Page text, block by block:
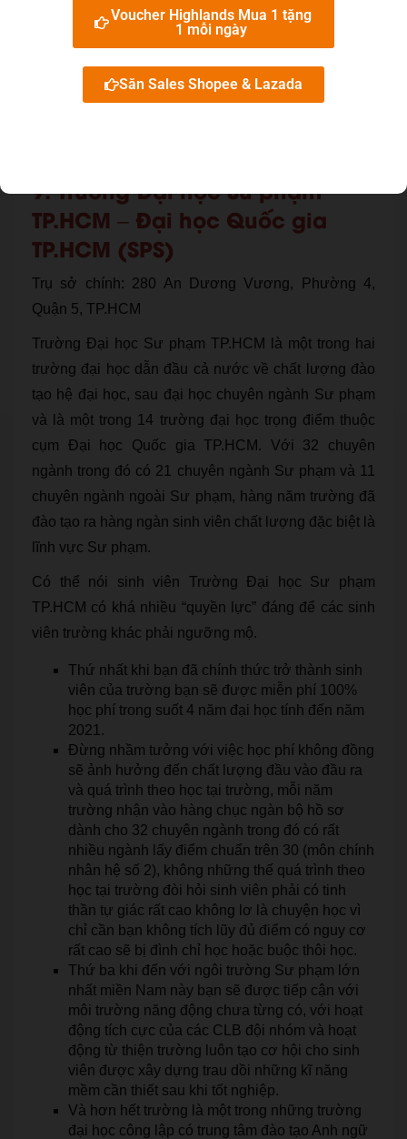
Mặc dù bên cạnh rất nhiều những ưu điểm trường
vẫn còn tồn tại một số những hạn chế về chế độ văn
phòng, trang thiết bị cho quá trình học tập nghiên cứu
của sinh viên nhưng không thể phủ nhận Trường Đại
9. Trường Đại học Sư phạm
TP.HCM – Đại học Quốc gia
TP.HCM (SPS)
Trụ sở chính: 280 An Dương Vương, Phường 4,
Quận 5, TP.HCM
Trường Đại học Sư phạm TP.HCM là một trong hai
trường đại học dẫn đầu cả nước về chất lượng đào
tạo hệ đại học, sau đại học chuyên ngành Sư phạm
và là một trong 14 trường đại học trọng điểm thuộc
cụm Đại học Quốc gia TP.HCM. Với 32 chuyên
ngành trong đó có 21 chuyên ngành Sư phạm và 11
chuyên ngành ngoài Sư phạm, hàng năm trường đã
đào tạo ra hàng ngàn sinh viên chất lượng đặc biệt là
lĩnh vực Sư phạm.
Có thể nói sinh viên Trường Đại học Sư phạm
TP.HCM có khá nhiều “quyền lực” đáng để các sinh
viên trường khác phải ngưỡng mộ.
Thứ nhất khi bạn đã chính thức trở thành sinh
viên của trường bạn sẽ được miễn phí 100%
học phí trong suốt 4 năm đại học tính đến năm
2021.
Đừng nhầm tưởng với việc học phí không đồng
sẽ ảnh hưởng đến chất lượng đầu vào đầu ra
và quá trình theo học tại trường, mỗi năm
trường nhận vào hàng chục ngàn bộ hồ sơ
dành cho 32 chuyên ngành trong đó có rất
nhiều ngành lấy điểm chuẩn trên 30 (môn chính
nhân hệ số 2), không những thế quá trình theo
học tại trường đòi hỏi sinh viên phải có tinh
thần tự giác rất cao không lơ là chuyện học vì
chỉ cần bạn không tích lũy đủ điểm có nguy cơ
rất cao sẽ bị đình chỉ học hoặc buộc thôi học.
Thứ ba khi đến với ngôi trường Sư phạm lớn
nhất miền Nam này bạn sẽ được tiếp cận với
môi trường năng động chưa từng có, với hoạt
động tích cực của các CLB đội nhóm và hoạt
động từ thiện trường luôn tạo cơ hội cho sinh
viên được xây dựng trau dồi những kĩ năng
mềm cần thiết sau khi tốt nghiệp.
Và hơn hết trường là một trong những trường
đại học công lập có trung tâm đào tạo Anh ngữ
Voucher Highlands Mua 1 tặng
1 mỗi ngày
Săn Sales Shopee & Lazada